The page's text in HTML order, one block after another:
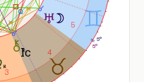
3
4
5
5°
5°